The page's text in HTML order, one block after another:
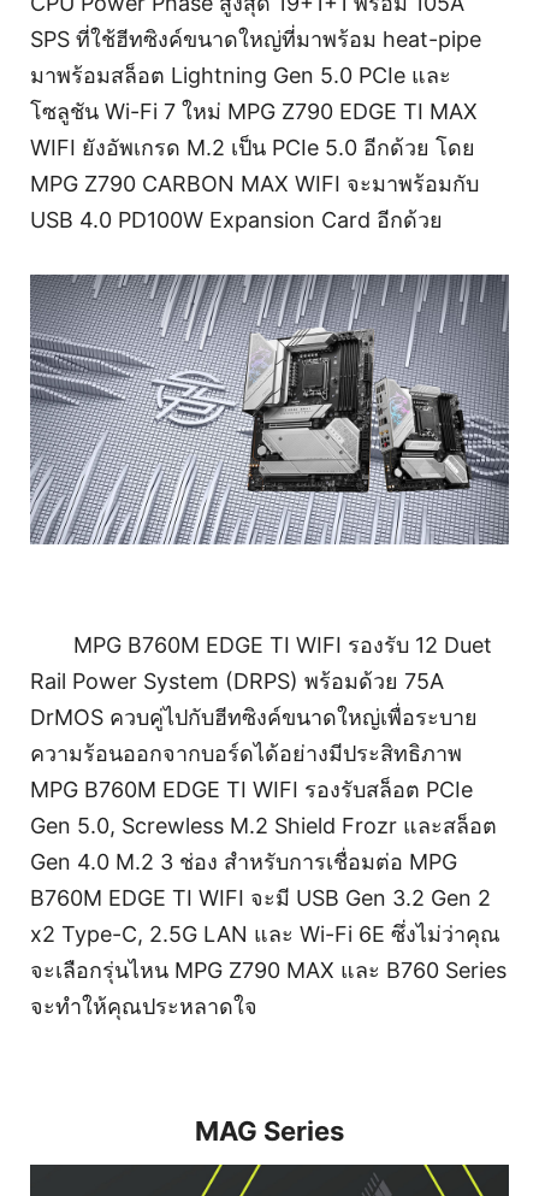
SPS ที่ใช้ฮีทซิงค์ขนาดใหญ่ที่มาพร้อม heat-pipe
มาพร้อมสล็อต Lightning Gen 5.0 PCIe และ
โซลูชัน Wi-Fi 7 ใหม่ MPG Z790 EDGE TI MAX
WIFI ยังอัพเกรด M.2 เป็น PCIe 5.0 อีกด้วย โดย
MPG Z790 CARBON MAX WIFI จะมาพร้อมกับ
USB 4.0 PD100W Expansion Card อีกด้วย
MPG B760M EDGE TI WIFI รองรับ 12 Duet
Rail Power System (DRPS) พร้อมด้วย 75A
DrMOS ควบคู่ไปกับฮีทซิงค์ขนาดใหญ่เพื่อระบาย
ความร้อนออกจากบอร์ดได้อย่างมีประสิทธิภาพ
MPG B760M EDGE TI WIFI รองรับสล็อต PCIe
Gen 5.0, Screwless M.2 Shield Frozr และสล็อต
Gen 4.0 M.2 3 ช่อง สำหรับการเชื่อมต่อ MPG
B760M EDGE TI WIFI จะมี USB Gen 3.2 Gen 2
x2 Type-C, 2.5G LAN และ Wi-Fi 6E ซึ่งไม่ว่าคุณ
จะเลือกรุ่นไหน MPG Z790 MAX และ B760 Series
จะทำให้คุณประหลาดใจ
MAG Series